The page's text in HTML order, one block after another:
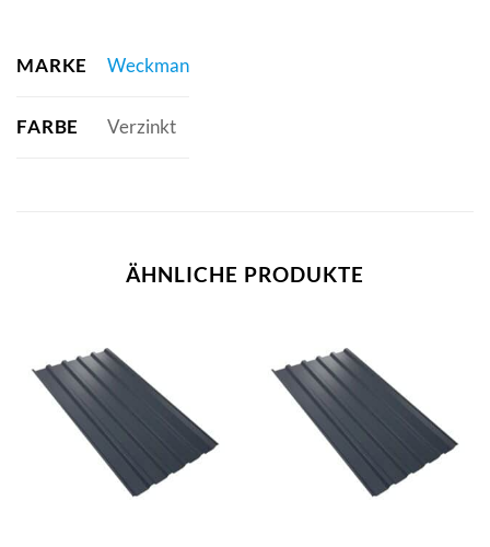
MARKE Weckman
FARBE Verzinkt
ÄHNLICHE PRODUKTE